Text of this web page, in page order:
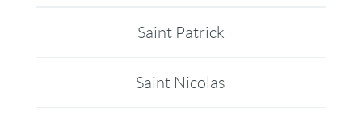
Saint Patrick
Saint Nicolas